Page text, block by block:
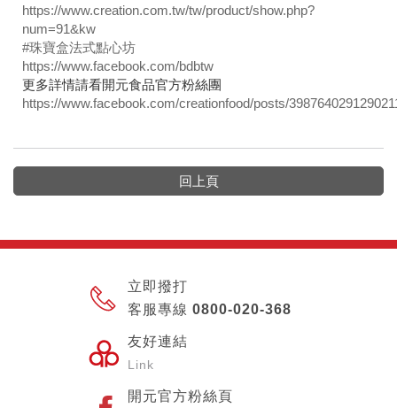
https://www.creation.com.tw/tw/product/show.php?
num=91&kw
#珠寶盒法式點心坊
https://www.facebook.com/bdbtw
更多詳情請看開元食品官方粉絲團
https://www.facebook.com/creationfood/posts/
回上頁
立即撥打
客服專線 0800-020-368
友好連結
Link
開元官方粉絲頁